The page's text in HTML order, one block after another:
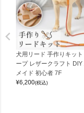
犬用リード 手作りキット
ープ レザークラフト DIY
メイド 初心者 7F
¥6,200(税込)